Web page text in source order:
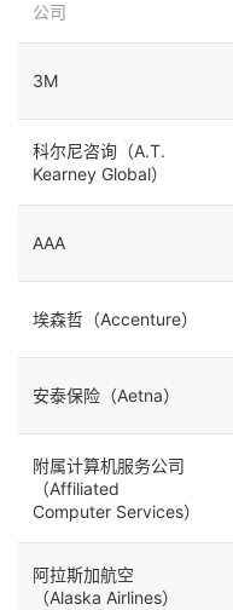
公司
3M
科尔尼咨询（A.T.
Kearney Global）
AAA
埃森哲（Accenture）
安泰保险（Aetna）
附属计算机服务公司
（Affiliated
Computer Services）
阿拉斯加航空
（Alaska Airlines）